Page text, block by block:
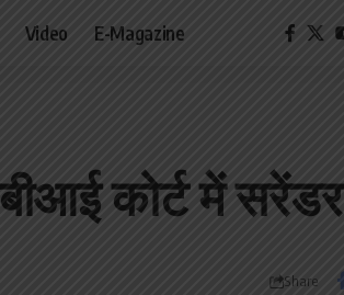
Video E-Magazine
कोर्ट में सरेंडर
Share